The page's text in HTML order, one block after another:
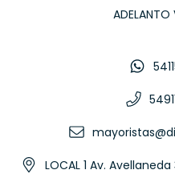
LOCAL 1 Av.